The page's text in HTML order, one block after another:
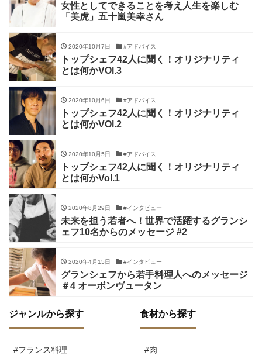
女性としてできることを考え人生を楽しむ
「美虎」五十嵐美幸さん
2020年10月7日 #アドバイス
トップシェフ42人に聞く！オリジナリティ
とは何かVOl.3
2020年10月6日 #アドバイス
トップシェフ42人に聞く！オリジナリティ
とは何かVOl.2
2020年10月5日 #アドバイス
トップシェフ42人に聞く！オリジナリティ
とは何かVol.1
2020年8月29日 #インタビュー
未来を担う若者へ！世界で活躍するグランシ
ェフ10名からのメッセージ #2
2020年4月15日 #インタビュー
グランシェフから若手料理人へのメッセージ
＃4 オーボンヴュータン
ジャンルから探す
#フランス料理
食材から探す
#肉